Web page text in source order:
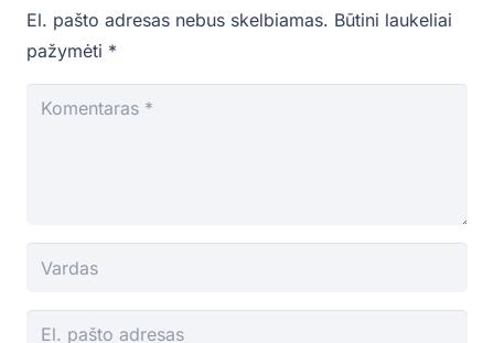
El. pašto adresas nebus skelbiamas. Būtini laukeliai
pažymėti *